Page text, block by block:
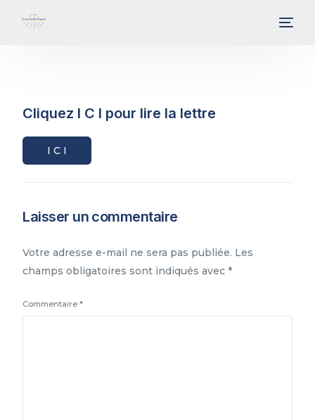
Cliquez I C I pour lire la lettre
I C I
Laisser un commentaire
Votre adresse e-mail ne sera pas publiée. Les
champs obligatoires sont indiqués avec*
Commentaire*